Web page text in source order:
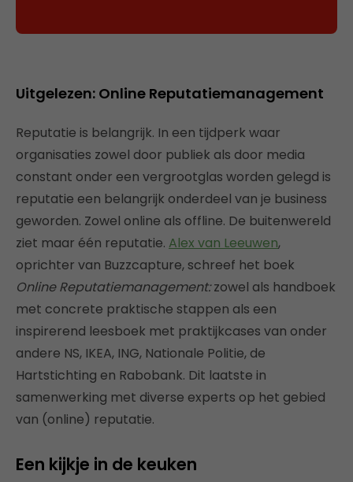
Uitgelezen: Online Reputatiemanagement
Reputatie is belangrijk. In een tijdperk waar
organisaties zowel door publiek als door media
constant onder een vergrootglas worden gelegd is
reputatie een belangrijk onderdeel van je business
geworden. Zowel online als offline. De buitenwereld
ziet maar één reputatie. Alex van Leeuwen,
oprichter van Buzzcapture, schreef het boek
Online Reputatiemanagement:zowel als handboek
met concrete praktische stappen als een
inspirerend leesboek met praktijkcases van onder
andere NS, IKEA, ING, Nationale Politie, de
Hartstichting en Rabobank. Dit laatste in
samenwerking met diverse experts op het gebied
van (online) reputatie.
Een kijkje in de keuken